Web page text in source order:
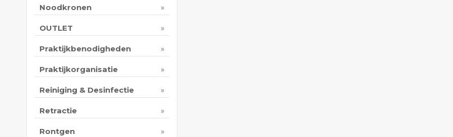
Noodkronen
OUTLET
Praktijkbenodigheden
Praktijkorganisatie
Reiniging & Desinfectie
Retractie
Rontgen